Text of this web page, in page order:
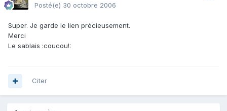
Posté(e) 30 octobre 2006
Super. Je garde le lien précieusement.
Merci
Le sablais :coucou!:
Citer